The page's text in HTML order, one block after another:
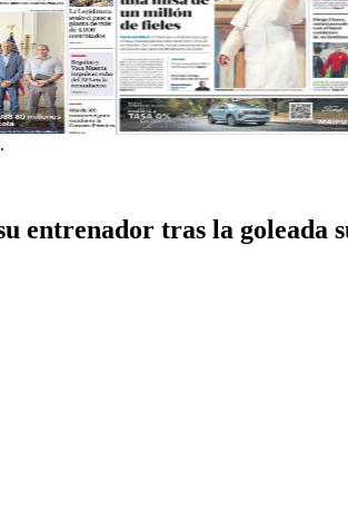
entrenador tras la goleada